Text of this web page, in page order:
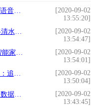
居3.0
[2020-09-02
13:55:20]
智能
[2020-09-02
13:54:47]
的责任
[2020-09-02
13:54:01]
居好物
[2020-09-02
13:50:04]
为可能
[2020-09-02
13:43:45]